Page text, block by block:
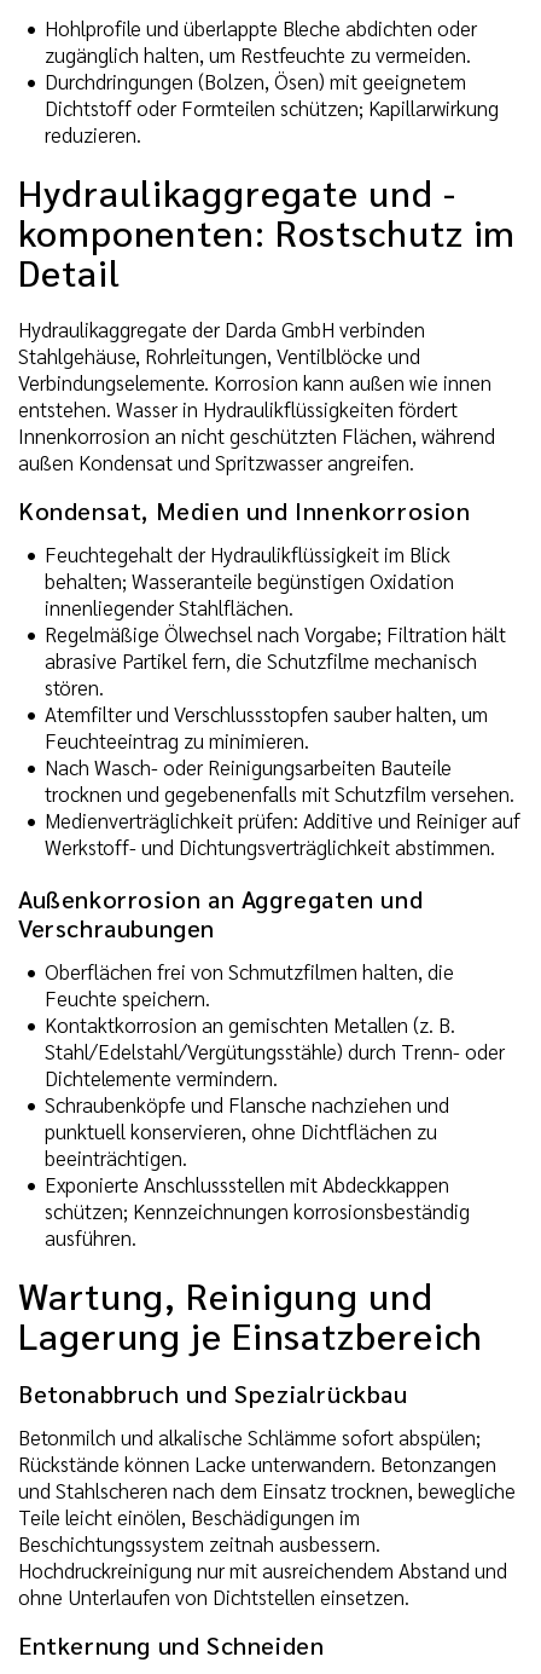
Hohlprofile und überlappte Bleche abdichten oder
zugänglich halten, um Restfeuchte zu vermeiden.
Durchdringungen (Bolzen, Ösen) mit geeignetem
Dichtstoff oder Formteilen schützen; Kapillarwirkung
reduzieren.
Hydraulikaggregate und -
komponenten: Rostschutz im
Detail
Hydraulikaggregate der Darda GmbH verbinden
Stahlgehäuse, Rohrleitungen, Ventilblöcke und
Verbindungselemente. Korrosion kann außen wie innen
entstehen. Wasser in Hydraulikflüssigkeiten fördert
Innenkorrosion an nicht geschützten Flächen, während
außen Kondensat und Spritzwasser angreifen.
Kondensat, Medien und Innenkorrosion
Feuchtegehalt der Hydraulikflüssigkeit im Blick
behalten; Wasseranteile begünstigen Oxidation
innenliegender Stahlflächen.
Regelmäßige Ölwechsel nach Vorgabe; Filtration hält
abrasive Partikel fern, die Schutzfilme mechanisch
stören.
Atemfilter und Verschlussstopfen sauber halten, um
Feuchteeintrag zu minimieren.
Nach Wasch- oder Reinigungsarbeiten Bauteile
trocknen und gegebenenfalls mit Schutzfilm versehen.
Medienverträglichkeit prüfen: Additive und Reiniger auf
Werkstoff- und Dichtungsverträglichkeit abstimmen.
Außenkorrosion an Aggregaten und
Verschraubungen
Oberflächen frei von Schmutzfilmen halten, die
Feuchte speichern.
Kontaktkorrosion an gemischten Metallen (z. B.
Stahl/Edelstahl/Vergütungsstähle) durch Trenn- oder
Dichtelemente vermindern.
Schraubenköpfe und Flansche nachziehen und
punktuell konservieren, ohne Dichtflächen zu
beeinträchtigen.
Exponierte Anschlussstellen mit Abdeckkappen
schützen; Kennzeichnungen korrosionsbeständig
ausführen.
Wartung, Reinigung und
Lagerung je Einsatzbereich
Betonabbruch und Spezialrückbau
Betonmilch und alkalische Schlämme sofort abspülen;
Rückstände können Lacke unterwandern. Betonzangen
und Stahlscheren nach dem Einsatz trocknen, bewegliche
Teile leicht einölen, Beschädigungen im
Beschichtungssystem zeitnah ausbessern.
Hochdruckreinigung nur mit ausreichendem Abstand und
ohne Unterlaufen von Dichtstellen einsetzen.
Entkernung und Schneiden